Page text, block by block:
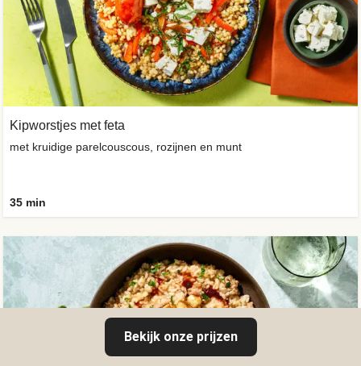
Kipworstjes met feta
met kruidige parelcouscous, rozijnen en munt
35 min
Bekijk onze prijzen